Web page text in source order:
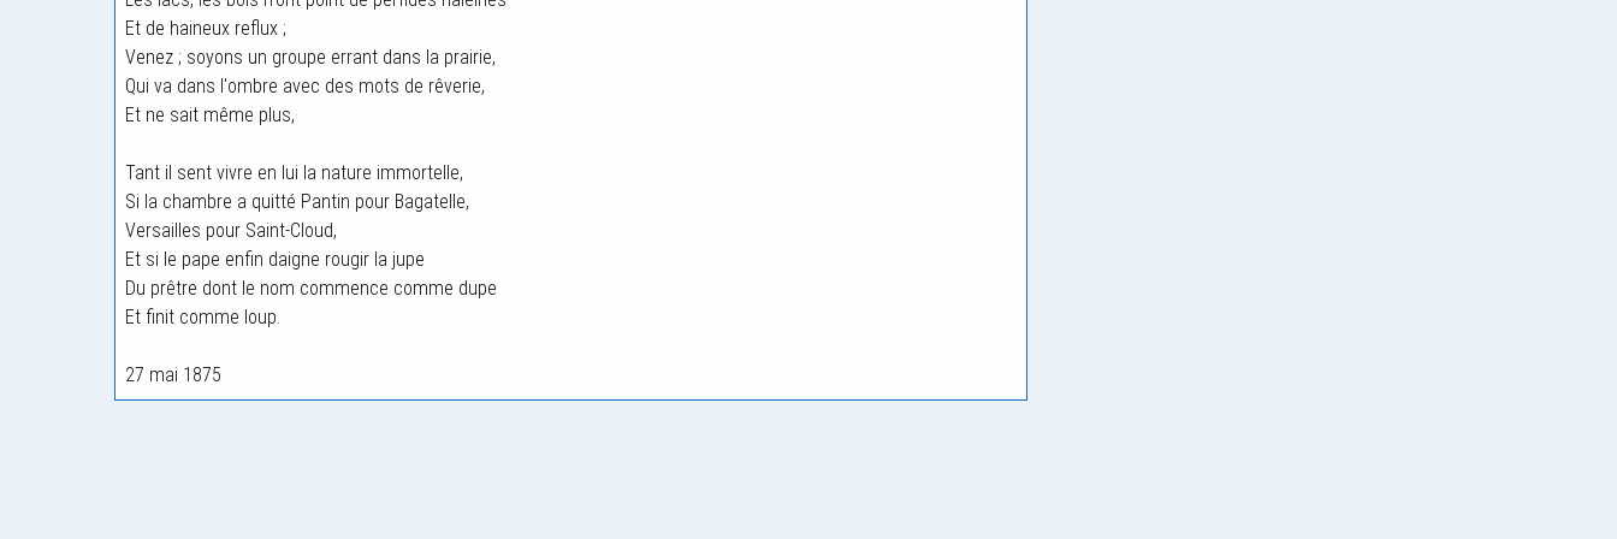
Et de haineux reflux ;
Venez ; soyons un groupe errant dans la prairie,
Qui va dans l'ombre avec des mots de rêverie,
Et ne sait même plus,
Tant il sent vivre en lui la nature immortelle,
Si la chambre a quitté Pantin pour Bagatelle,
Versailles pour Saint-Cloud,
Et si le pape enfin daigne rougir la jupe
Du prêtre dont le nom commence comme dupe
Et finit comme loup.
27 mai 1875